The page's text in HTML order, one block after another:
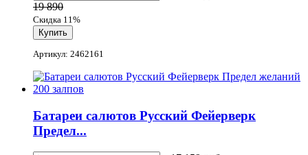
19 890
Скидка 11%
Артикул: 2462161
Батареи салютов Русский Фейерверк
Предел...